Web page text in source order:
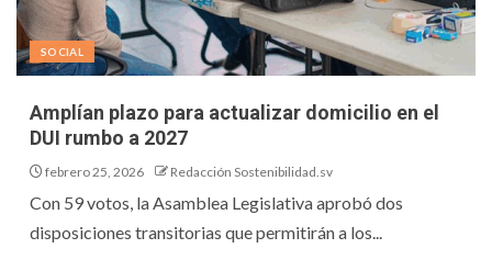
SOCIAL
Amplían plazo para actualizar domicilio en el
DUI rumbo a 2027
febrero 25, 2026 Redacción Sostenibilidad.sv
Con 59 votos, la Asamblea Legislativa aprobó dos
disposiciones transitorias que permitirán a los...